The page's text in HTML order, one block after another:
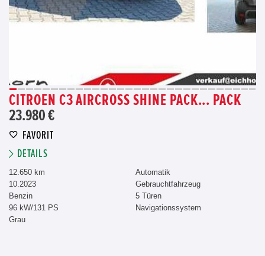
CITROEN C3 AIRCROSS SHINE PACK... PACK
23.980 €
FAVORIT
DETAILS
12.650 km
10.2023
Benzin
96 kW/131 PS
Grau
Automatik
Gebrauchtfahrzeug
5 Türen
Navigationssystem